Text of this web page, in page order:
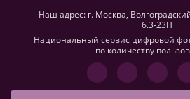
Наш адрес: г. Москва,
6.3-23H
Национальный сервис цифровой
по количеству